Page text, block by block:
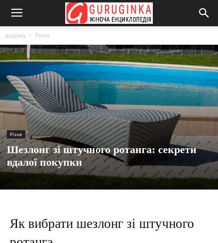
додому Різне
Різне
Шезлонг зі штучного ротанга: секрети
вдалої покупки
Як вибрати шезлонг зі штучного